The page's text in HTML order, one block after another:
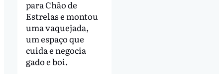
para Chão de
Estrelas e montou
uma vaquejada,
um espaço que
cuida e negocia
gado e boi.